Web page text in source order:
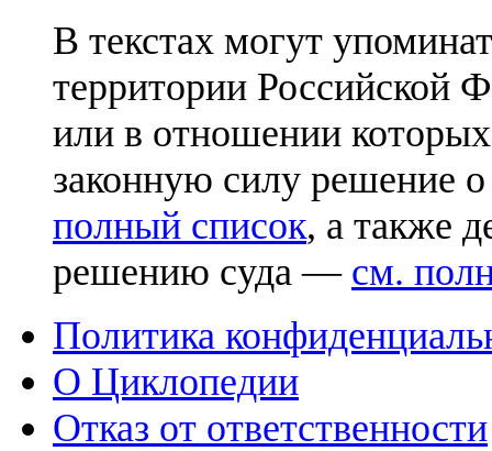
В текстах могут
территории Российской
или в отношении
законную силу решение
полный список, а также
решению суда — см.
Политика
О Циклопедии
Отказ от ответственности